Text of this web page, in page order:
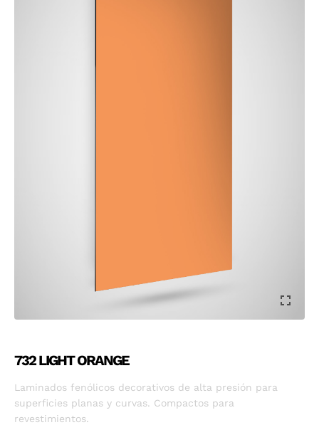
732 LIGHT ORANGE
Laminados fenólicos decorativos de alta presión para
superficies planas y curvas. Compactos para
revestimientos.